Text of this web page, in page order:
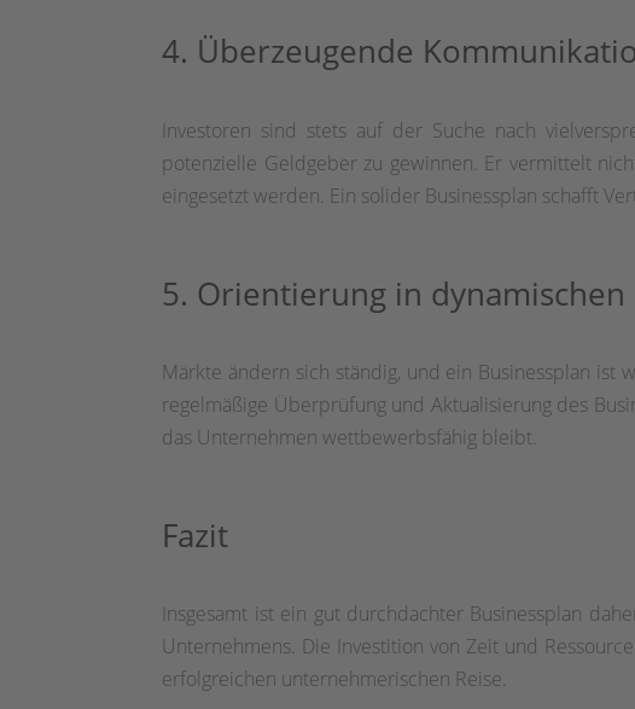
4. Überzeugende
Investoren sind stets auf der Suche nach
potenzielle Geldgeber zu gewinnen. Er vermittelt
eingesetzt werden. Ein solider Businessplan schafft
5. Orientierung in
Märkte ändern sich ständig, und ein Businessplan
regelmäßige Überprüfung und Aktualisierung des
das Unternehmen wettbewerbsfähig bleibt.
Fazit
Insgesamt ist ein gut durchdachter Businessplan
Unternehmens. Die Investition von Zeit und
erfolgreichen unternehmerischen Reise.